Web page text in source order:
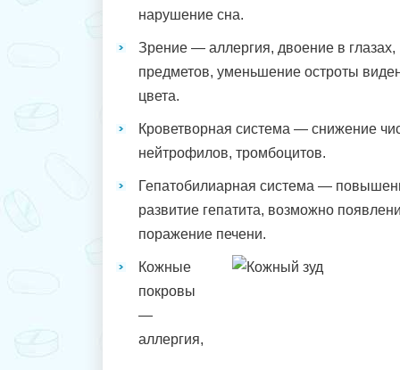
нарушение сна.
Зрение — аллергия, двоение в глазах,
предметов, уменьшение остроты
цвета.
Кроветворная система — снижение
нейтрофилов, тромбоцитов.
Гепатобилиарная система —
развитие гепатита, возможно
поражение печени.
Кожные
покровы
—
аллергия,